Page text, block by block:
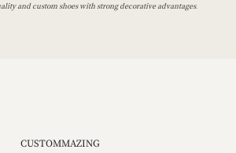
and custom shoes with strong decorative advantages.
CUSTOMMAZING